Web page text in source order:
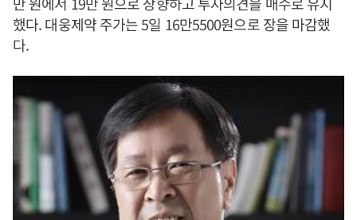
했다. 대웅제약 주가는 5일 16만5500원으로 장을 마감했
다.